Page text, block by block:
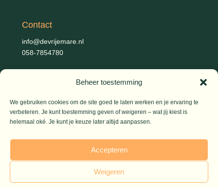
Beheer toestemming
We gebruiken cookies om de site goed te laten werken en je ervaring te
verbeteren. Je kunt toestemming geven of weigeren – wat jij kiest is
helemaal oké. Je kunt je keuze later altijd aanpassen.
Accepteren
Weigeren
Contact
info@devrijemare.nl
058-7854780
Gerold Febis, Johanna Koelman, Ronald de Jong,Aart
Blom (artikelen), Iris Planting (Marieke)